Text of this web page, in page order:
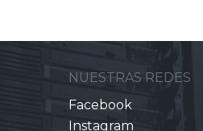
NUESTRAS REDES
Facebook
Instagram